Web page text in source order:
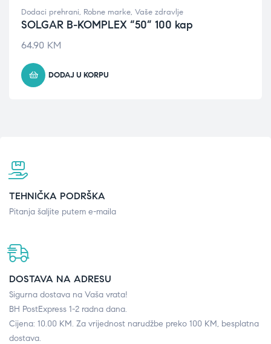
Dodaci prehrani, Robne marke, Vaše zdravlje
SOLGAR B-KOMPLEX “50” 100 kap
64.90 KM
DODAJ U KORPU
TEHNIČKA PODRŠKA
Pitanja šaljite putem e-maila
DOSTAVA NA ADRESU
Sigurna dostava na Vaša vrata!
BH PostExpress 1-2 radna dana.
Cijena: 10.00 KM. Za vrijednost narudžbe preko 100 KM, besplatna
dostava.